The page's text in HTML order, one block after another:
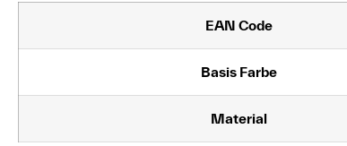
EAN Code
Basis Farbe
Material